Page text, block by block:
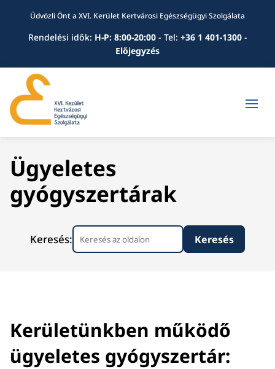
Üdvözli Önt a XVI. Kerület Kertvárosi Egészségügyi Szolgálata
Rendelési idők: H-P: 8:00-20:00 - Tel: +36 1 401-1300-
Előjegyzés
Ügyeletes
gyógyszertárak
Keresés:
Kerületünkben működő
ügyeletes gyógyszertár: